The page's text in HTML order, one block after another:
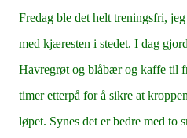
Fredag ble det helt treningsfri,
med kjæresten i stedet. I dag
Havregrøt og blåbær og kaffe til
timer etterpå for å sikre at
løpet. Synes det er bedre med to